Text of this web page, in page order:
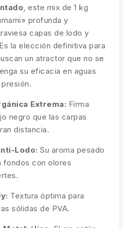
, este mix de 1 kg
profunda y
capas de lodo y
la elección definitiva para
un atractor que no se
su eficacia en aguas
Extrema: Firma
negro que las carpas
distancia.
Lodo: Su aroma pesado
fondos con olores
Textura óptima para
sólidas de PVA.